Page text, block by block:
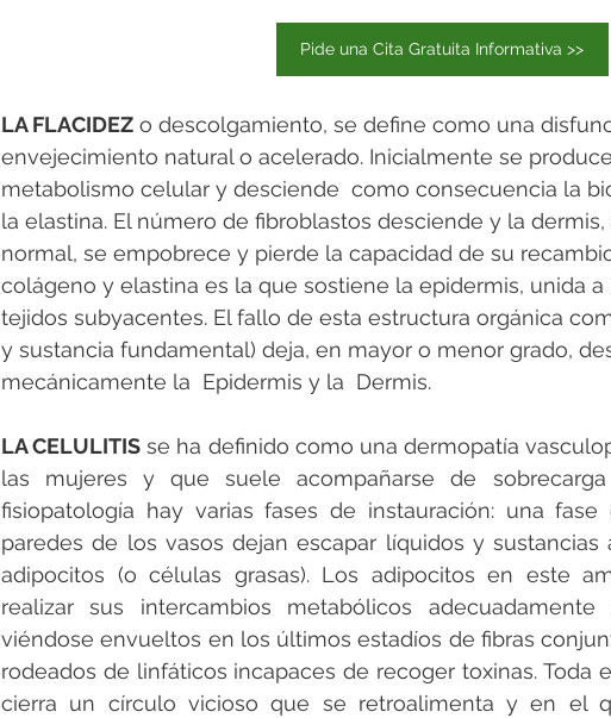
Pide una Cita Gratuita Informativa >>
LA FLACIDEZ o descolgamiento, se define como una
envejecimiento natural o acelerado. Inicialmente se
metabolismo celular y desciende  como consecuencia la
la elastina. El número de fibroblastos desciende y la
normal, se empobrece y pierde la capacidad de su
colágeno y elastina es la que sostiene la epidermis, unida
tejidos subyacentes. El fallo de esta estructura orgánica
y sustancia fundamental) deja, en mayor o menor grado,
mecánicamente la  Epidermis y la  Dermis.
LA CELULITIS se ha definido como una dermopatía
las mujeres y que suele acompañarse de
fisiopatología hay varias fases de instauración: una
paredes de los vasos dejan escapar líquidos y sustancias
adipocitos (o células grasas). Los adipocitos en este
realizar sus intercambios metabólicos
viéndose envueltos en los últimos estadíos de fibras
rodeados de linfáticos incapaces de recoger toxinas. Toda
cierra un círculo vicioso que se retroalimenta y en el